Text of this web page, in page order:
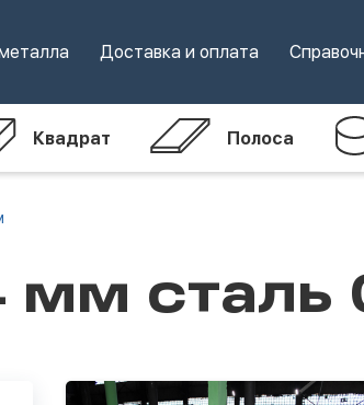
Доставка и оплата
Квадрат Полоса
мм сталь